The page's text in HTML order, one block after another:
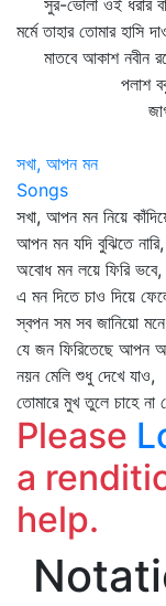
সুর-ভোলা ওই ধরার
মর্মে তাহার তোমার হাসি
মাতবে আকাশ নবীন
পলাশ বকুল
জাগবে বনের
হে
সখা, আপন মন
Songs
সখা, আপন মন নিয়ে
আপন মন যদি বুঝিতে
অবোধ মন লয়ে ফিরি
এ মন দিতে চাও দিয়ে
স্বপন সম সব জানিয়ো
যে জন ফিরিতেছে আপন
নয়ন মেলি শুধু দেখে
তোমারে মুখ তুলে চাহে
Please
a
help.